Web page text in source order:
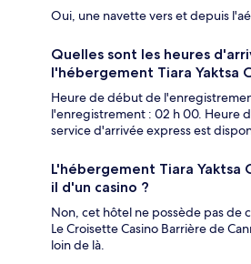
Oui, une navette vers et depuis
Quelles sont les heures
l'hébergement Tiara Yaktsa
Heure de début de
l'enregistrement : 02 h 00. Heure
service d'arrivée express est
L'hébergement Tiara Yaktsa
il d'un casino ?
Non, cet hôtel ne possède pas de
Le Croisette Casino Barrière de
loin de là.